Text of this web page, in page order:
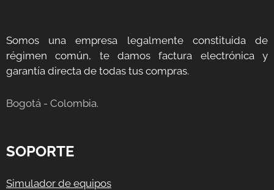
Somos una empresa legalmente constituida de
régimen común, te damos factura electrónica y
garantía directa de todas tus compras.
Bogotá - Colombia.
SOPORTE
Simulador de equipos